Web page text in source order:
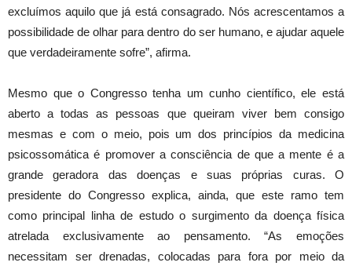
excluímos aquilo que já está consagrado. Nós acrescentamos a
possibilidade de olhar para dentro do ser humano, e ajudar aquele
que verdadeiramente sofre”, afirma.
Mesmo que o Congresso tenha um cunho científico, ele está
aberto a todas as pessoas que queiram viver bem consigo
mesmas e com o meio, pois um dos princípios da medicina
psicossomática é promover a consciência de que a mente é a
grande geradora das doenças e suas próprias curas. O
presidente do Congresso explica, ainda, que este ramo tem
como principal linha de estudo o surgimento da doença física
atrelada exclusivamente ao pensamento. “As emoções
necessitam ser drenadas, colocadas para fora por meio da